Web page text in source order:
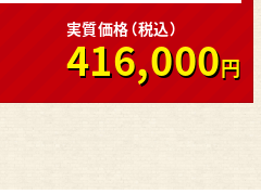
実質価格（税込）
416,000円